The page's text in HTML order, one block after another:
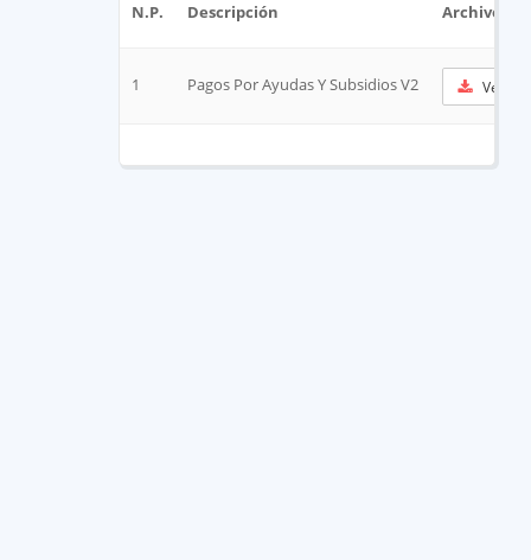
N.P. Descripción Archivo
1 Pagos Por Ayudas Y Subsidios V2 Ver